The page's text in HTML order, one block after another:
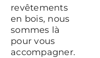
revêtements
en bois, nous
sommes là
pour vous
accompagner.